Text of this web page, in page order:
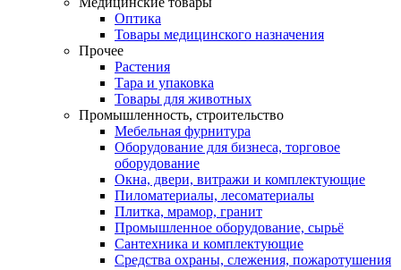
Оптика
Товары медицинского назначения
Прочее
Растения
Тара и упаковка
Товары для животных
Промышленность, строительство
Мебельная фурнитура
Оборудование для бизнеса, торговое
оборудование
Окна, двери, витражи и комплектующие
Пиломатериалы, лесоматериалы
Плитка, мрамор, гранит
Промышленное оборудование, сырьё
Сантехника и комплектующие
Средства охраны, слежения, пожаротушения